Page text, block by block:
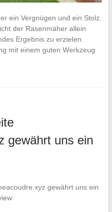
ein Vergnügen und ein Stolz.
der Rasenmäher allein
Ergebnis zu erzielen.
mit einem guten Werkzeug
gewährt uns ein